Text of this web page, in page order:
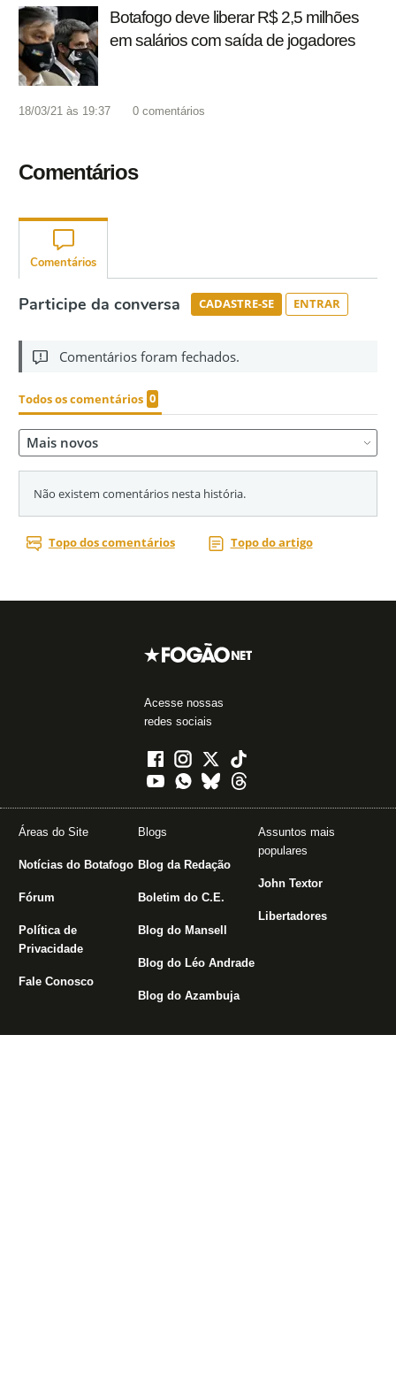
Botafogo deve liberar R$ 2,5 milhões
em salários com saída de jogadores
18/03/21 às 19:37 0 comentários
Comentários
Acesse nossas
redes sociais
Áreas do Site
Notícias do Botafogo
Fórum
Política de
Privacidade
Fale Conosco
Blogs
Blog da Redação
Boletim do C.E.
Blog do Mansell
Blog do Léo Andrade
Blog do Azambuja
Assuntos mais
populares
John Textor
Libertadores